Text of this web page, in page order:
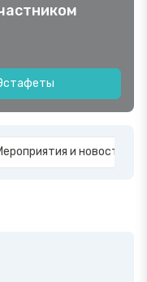
и новости